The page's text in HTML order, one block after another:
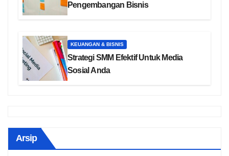
Pengembangan Bisnis
KEUANGAN & BISNIS
Strategi SMM Efektif Untuk Media
Sosial Anda
Arsip